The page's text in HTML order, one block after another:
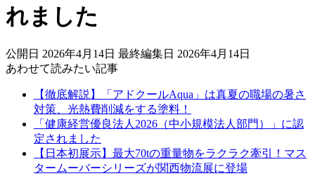
れました
公開日 2026年4月14日 最終編集日 2026年4月14日
あわせて読みたい記事
【徹底解説】「アドクールAqua」は真夏の職場の暑さ
対策、光熱費削減をする塗料！
「健康経営優良法人2026（中小規模法人部門）」に認
定されました
【日本初展示】最大70tの重量物をラクラク牽引！マス
タームーバーシリーズが関西物流展に登場